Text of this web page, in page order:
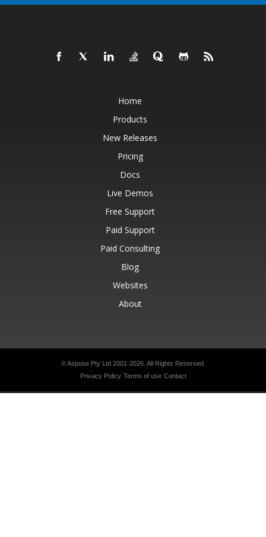
Home
Products
New Releases
Pricing
Docs
Live Demos
Free Support
Paid Support
Paid Consulting
Blog
Websites
About
© Aspose Pty Ltd 2001-2026. All Rights Reserved.
Privacy Policy Terms of use Contact